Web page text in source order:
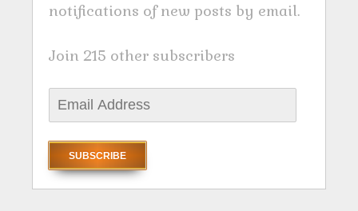
notifications of new posts by email.
Join 215 other subscribers
m
i